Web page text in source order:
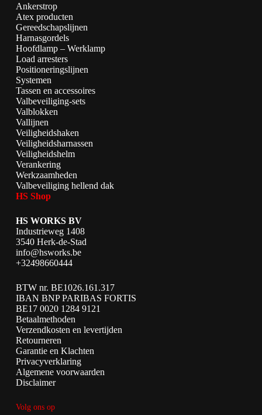
Ankerstrop
Atex producten
Gereedschapslijnen
Harnasgordels
Hoofdlamp – Werklamp
Load arresters
Positioneringslijnen
Systemen
Tassen en accessoires
Valbeveiliging-sets
Valblokken
Vallijnen
Veiligheidshaken
Veiligheidsharnassen
Veiligheidshelm
Verankering
Werkzaamheden
Valbeveiliging hellend dak
HS Shop
HS WORKS BV
Industrieweg 1408
3540 Herk-de-Stad
info@hsworks.be
+32498660444
BTW nr. BE1026.161.317
IBAN BNP PARIBAS FORTIS
BE17 0020 1284 9121
Betaalmethoden
Verzendkosten en levertijden
Retourneren
Garantie en Klachten
Privacyverklaring
Algemene voorwaarden
Disclaimer
Volg ons op